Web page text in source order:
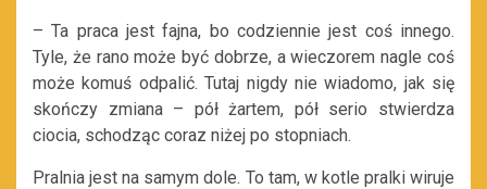
– Ta praca jest fajna, bo codziennie jest coś innego.
Tyle, że rano może być dobrze, a wieczorem nagle coś
może komuś odpalić. Tutaj nigdy nie wiadomo, jak się
skończy zmiana – pół żartem, pół serio stwierdza
ciocia, schodząc coraz niżej po stopniach.
Pralnia jest na samym dole. To tam, w kotle pralki wiruje